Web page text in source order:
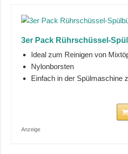
3er Pack Rührschüssel-
Ideal zum Reinigen von
Nylonborsten
Einfach in der Spülmaschine
Anzeige